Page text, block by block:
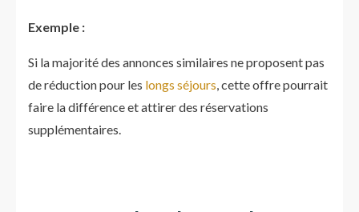
Exemple :
Si la majorité des annonces similaires ne proposent pas
de réduction pour les longs séjours, cette offre pourrait
faire la différence et attirer des réservations
supplémentaires.